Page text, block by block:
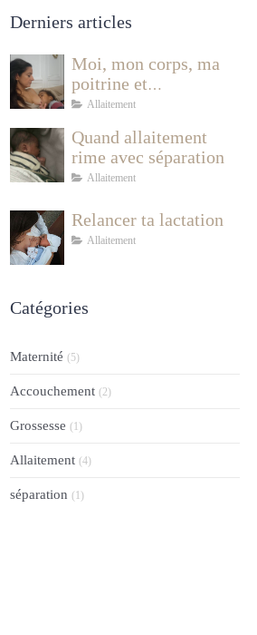
Derniers articles
Moi, mon corps, ma
poitrine et
l'allaitement
Allaitement
Quand allaitement
rime avec séparation
Allaitement
Relancer ta lactation
Allaitement
Catégories
Maternité (5)
Accouchement (2)
Grossesse (1)
Allaitement (4)
séparation (1)